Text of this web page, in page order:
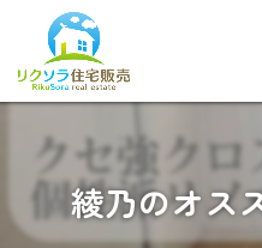
綾乃のオス